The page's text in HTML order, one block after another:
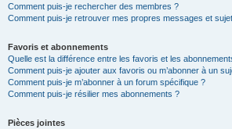
Comment puis-je rechercher des membres ?
Comment puis-je retrouver mes propres messages et
Favoris et abonnements
Quelle est la différence entre les favoris et les
Comment puis-je ajouter aux favoris ou m’abonner à un
Comment puis-je m’abonner à un forum spécifique ?
Comment puis-je résilier mes abonnements ?
Pièces jointes